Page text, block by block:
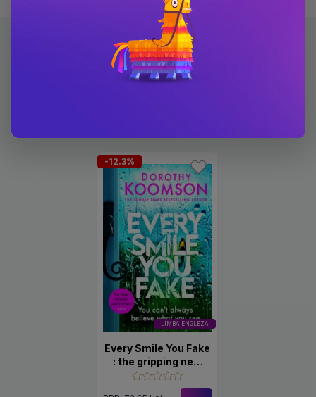
Carti scrise de Dorothy
LIMBA ENGLEZA
-12.3%
Every Smile You Fake
: the gripping new
novel from the
bestselling Queen of